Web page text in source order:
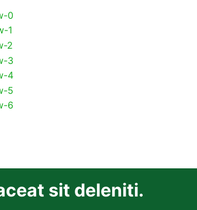
sit deleniti.